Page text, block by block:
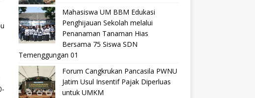
Mahasiswa UM BBM Edukasi
Penghijauan Sekolah melalui
Penanaman Tanaman Hias
Bersama 75 Siswa SDN
Temenggungan 01
Forum Cangkrukan Pancasila PWNU
Jatim Usul Insentif Pajak Diperluas
untuk UMKM